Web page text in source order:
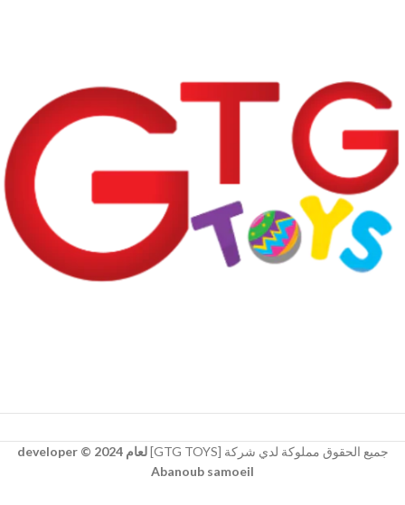
جميع الحقوق مملوكة لدي شركة [GTG TOYS]
لعام 2024 © developer
Abanoub samoeil